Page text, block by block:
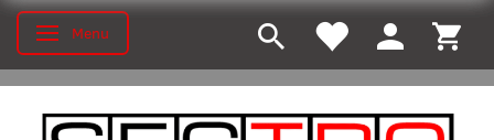
Toggle navigation
Menu